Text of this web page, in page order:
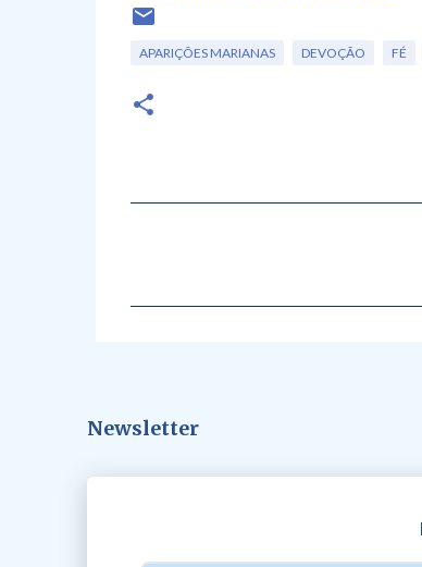
APARIÇÕES MARIANAS DEVOÇÃO FÉ
á
i
Newsletter